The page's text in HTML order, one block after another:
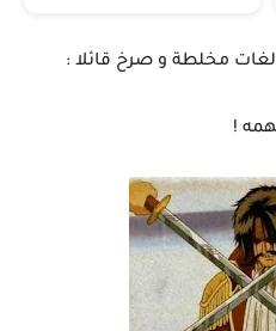
مخلطة و صرخ قائلا :
!